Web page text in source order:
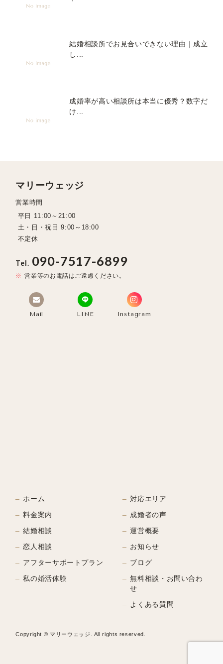
結婚相談所でお見合いできない理由｜成立
し...
成婚率が高い相談所は本当に優秀？数字だ
け...
マリーウェッジ
営業時間
平日 11:00～21:00
土・日・祝日 9:00～18:00
不定休
Tel. 090-7517-6899
営業等のお電話はご遠慮ください。
Mail LINE Instagram
ホーム
料金案内
結婚相談
恋人相談
アフターサポートプラン
私の婚活体験
対応エリア
成婚者の声
運営概要
お知らせ
ブログ
無料相談・お問い合わ
せ
よくある質問
Copyright © マリーウェッジ. All rights reserved.